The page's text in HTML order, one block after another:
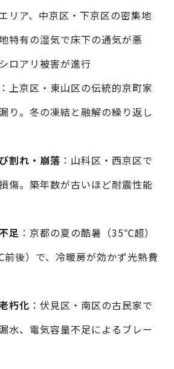
リア、中京区・下京区の密集地
特有の湿気で床下の通気が悪
ロアリ被害が進行
：上京区・東山区の伝統的京町家
り。冬の凍結と融解の繰り返し
割れ・崩落 ：山科区・西京区で
傷。築年数が古いほど耐震性能
足 ：京都の夏の酷暑（35℃超）
後）で、冷暖房が効かず光熱費
朽化 ：伏見区・南区の古民家で
水、電気容量不足によるブレー